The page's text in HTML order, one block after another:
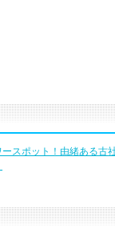
ースポット！由緒ある古